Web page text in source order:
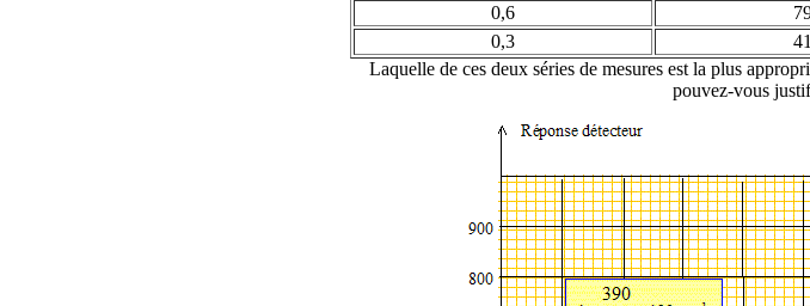
0,6
0,3
41
Laquelle de ces deux séries de mesures est la plus
pouvez-vous